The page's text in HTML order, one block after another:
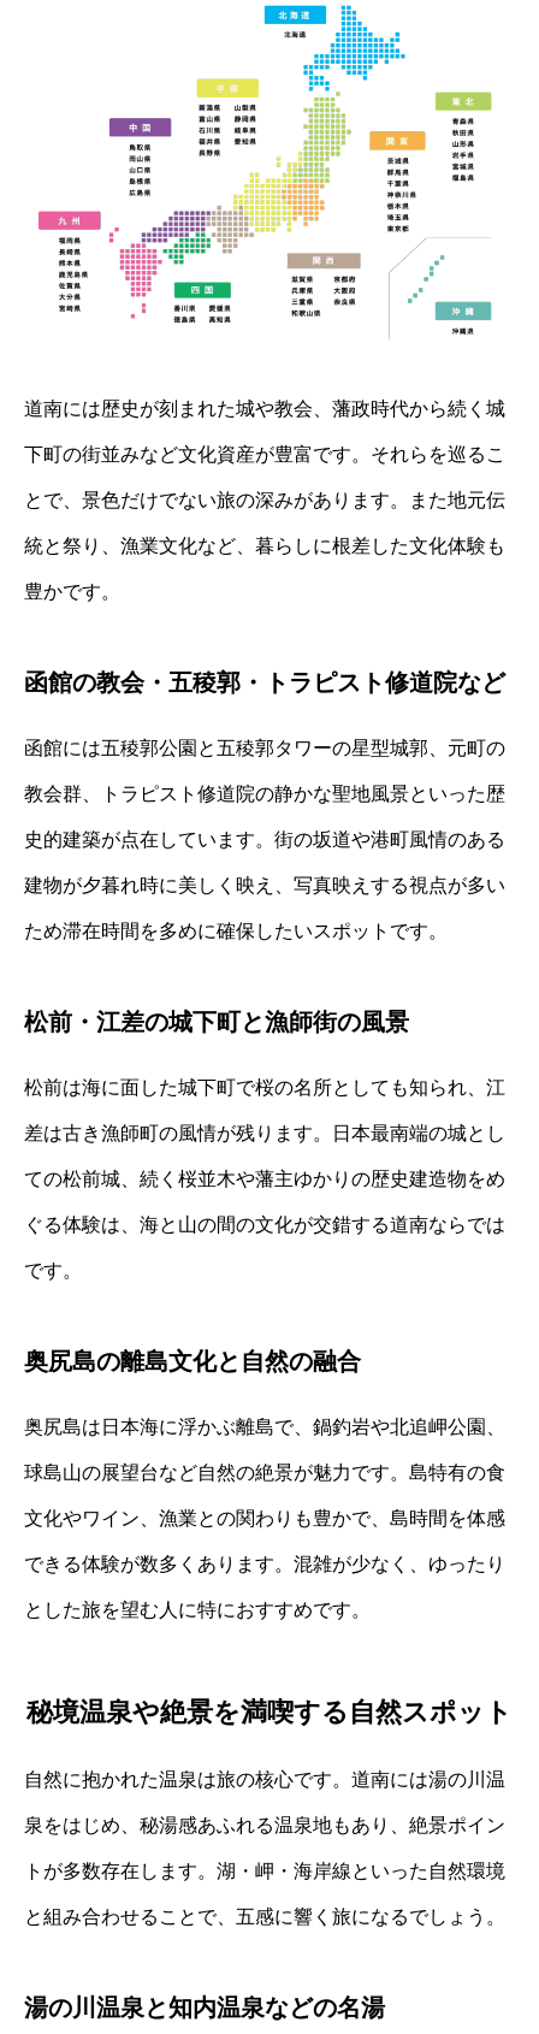
道南には歴史が刻まれた城や教会、藩政時代から続く城
下町の街並みなど文化資産が豊富です。それらを巡るこ
とで、景色だけでない旅の深みがあります。また地元伝
統と祭り、漁業文化など、暮らしに根差した文化体験も
豊かです。
函館の教会・五稜郭・トラピスト修道院など
函館には五稜郭公園と五稜郭タワーの星型城郭、元町の
教会群、トラピスト修道院の静かな聖地風景といった歴
史的建築が点在しています。街の坂道や港町風情のある
建物が夕暮れ時に美しく映え、写真映えする視点が多い
ため滞在時間を多めに確保したいスポットです。
松前・江差の城下町と漁師街の風景
松前は海に面した城下町で桜の名所としても知られ、江
差は古き漁師町の風情が残ります。日本最南端の城とし
ての松前城、続く桜並木や藩主ゆかりの歴史建造物をめ
ぐる体験は、海と山の間の文化が交錯する道南ならでは
です。
奥尻島の離島文化と自然の融合
奥尻島は日本海に浮かぶ離島で、鍋釣岩や北追岬公園、
球島山の展望台など自然の絶景が魅力です。島特有の食
文化やワイン、漁業との関わりも豊かで、島時間を体感
できる体験が数多くあります。混雑が少なく、ゆったり
とした旅を望む人に特におすすめです。
秘境温泉や絶景を満喫する自然スポット
自然に抱かれた温泉は旅の核心です。道南には湯の川温
泉をはじめ、秘湯感あふれる温泉地もあり、絶景ポイン
トが多数存在します。湖・岬・海岸線といった自然環境
と組み合わせることで、五感に響く旅になるでしょう。
湯の川温泉と知内温泉などの名湯